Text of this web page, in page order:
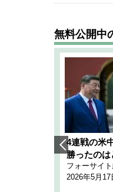
無料公開中
4連戦の米
勝ったの
フォーサイ
2026年5月17